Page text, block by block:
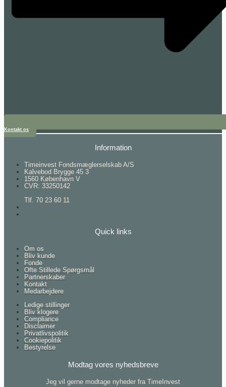
Kontakt os
Information
Timeinvest Fondsmæglerselskab A/S
Kalvebod Brygge 45 3
1560 København V
CVR: 33250142
Tlf. 70 23 60 11
Quick links
Om os
Bliv kunde
Fonde
Ofte Stillede Spørgsmål
Partnerskaber
Kontakt
Medarbejdere
Ledige stillinger
Bliv klogere
Compliance
Disclaimer
Privatlivspolitik
Cookiepolitik
Bestyrelse
Modtag vores nyhedsbreve
Jeg vil gerne modtage nyheder fra TimeInvest